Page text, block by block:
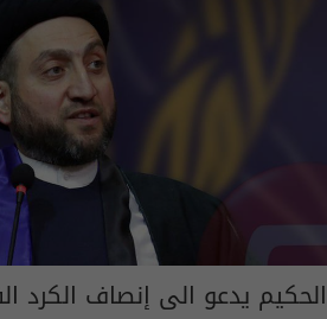
الحكيم يدعو الى إنصاف الكرد